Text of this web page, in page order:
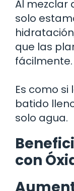
Al mezclar
solo
que las
fácilmente.
Es como
batido
solo agua.
con